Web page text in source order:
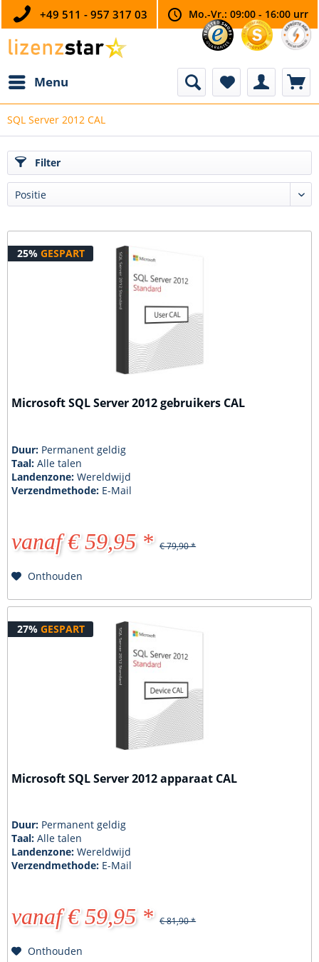
+49 511 - 957 317 03 Mo.-Vr.: 09:00 - 16:00 urr
Menu
SQL Server 2012 CAL
Filter
25% GESPART
Microsoft SQL Server 2012 gebruikers CAL
Duur: Permanent geldig
Taal:Alle talen
Landenzone:Wereldwijd
Verzendmethode: E-Mail
vanaf € 59,95 * € 79,90 *
Onthouden
27% GESPART
Microsoft SQL Server 2012 apparaat CAL
Duur: Permanent geldig
Taal:Alle talen
Landenzone:Wereldwijd
Verzendmethode: E-Mail
vanaf € 59,95 * € 81,90 *
Onthouden